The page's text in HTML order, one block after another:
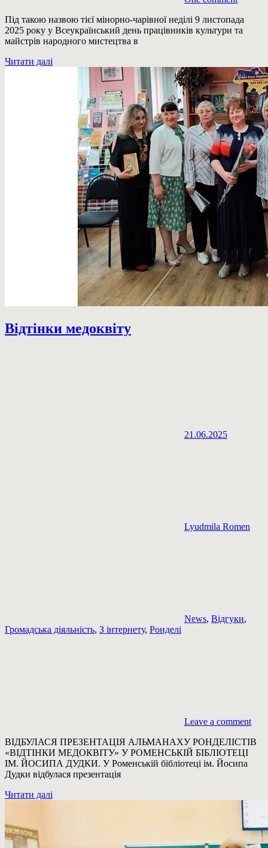
Під такою назвою тієї мінорно-чарівної неділі 9 листопада
2025 року у Всеукраїнський день працівників культури та
майстрів народного мистецтва в
Читати далі
Відтінки медоквіту
21.06.2025
Lyudmila Romen
News, Відгуки,
Громадська діяльність, З інтернету, Ронделі
Leave a comment
ВІДБУЛАСЯ ПРЕЗЕНТАЦІЯ АЛЬМАНАХУ РОНДЕЛІСТІВ
«ВІДТІНКИ МЕДОКВІТУ» У РОМЕНСЬКІЙ БІБЛІОТЕЦІ
ІМ. ЙОСИПА ДУДКИ. У Роменській бібліотеці ім. Йосипа
Дудки відбулася презентація
Читати далі